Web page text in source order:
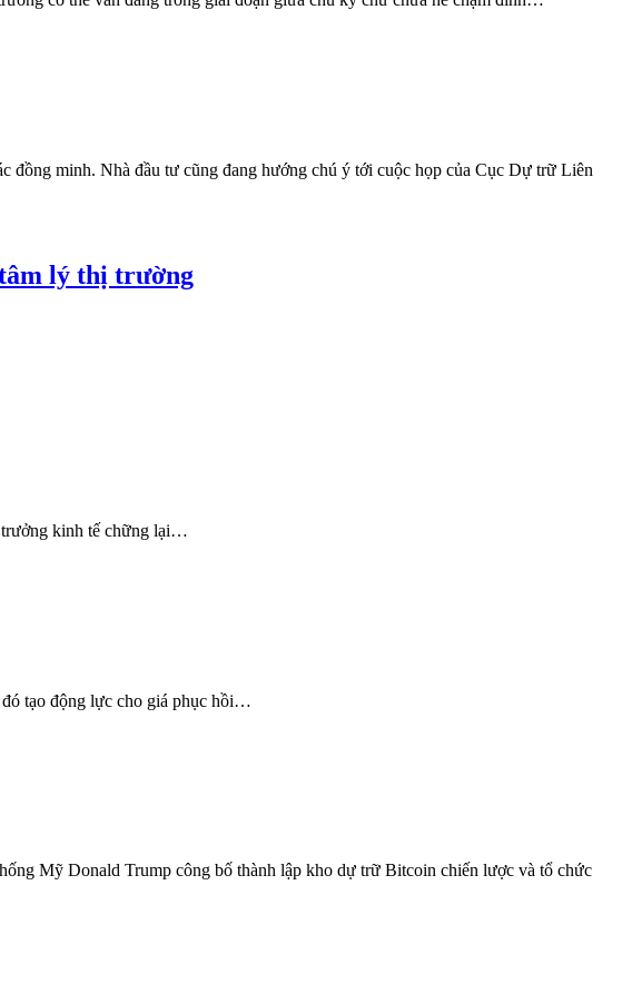
đồng minh. Nhà đầu tư cũng đang hướng chú ý tới cuộc họp của Cục Dự trữ Liên
lý thị trường
trưởng kinh tế chững lại…
đó tạo động lực cho giá phục hồi…
Mỹ Donald Trump công bố thành lập kho dự trữ Bitcoin chiến lược và tổ chức